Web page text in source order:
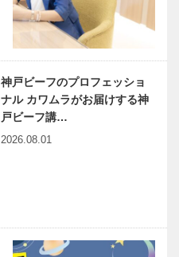
神戸ビーフのプロフェッショ
ナル カワムラがお届けする神
戸ビーフ講…
2026.08.01